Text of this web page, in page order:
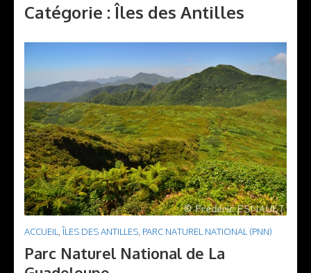
Catégorie :Îles des Antilles
ACCUEIL, ÎLES DES ANTILLES, PARC NATUREL NATIONAL (PNN)
Parc Naturel National de La